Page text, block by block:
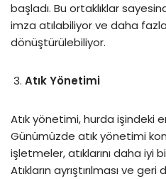
başladı. Bu ortaklıklar
imza atılabiliyor ve daha
dönüştürülebiliyor.
Atık Yönetimi
Atık yönetimi, hurda işindeki
Günümüzde atık yönetimi
işletmeler, atıklarını daha iyi
Atıkların ayrıştırılması ve